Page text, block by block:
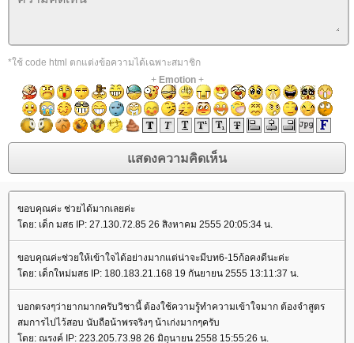
*ใช้ code html ตกแต่งข้อความได้เฉพาะสมาชิก
+ Emotion+
ขอบคุณค่ะ ช่วยได้มากเลยค่ะ
ดย: เด็ก มสธ IP: 27.130.72.85 26 สิงหาคม 2555 20:05:34 น.
ขอบคุณค่ะช่วยให้เข้าใจได้อย่างมากแต่น่าจะมีบท6-15ก้อคงดีนะค่ะ
ดย: เด็กใหม่มสธ IP: 180.183.21.168 19 กันยายน 2555 13:11:37 น.
บอกตรงๆว่ายากมากครับวิชานี้ ต้องใช้ความรู้ทำความเข้าใจมาก ต้องจำสูตร
สมการไปไว้สอบ นับถือน้าพรจริงๆ น้าเก่งมากๆครับ
ดย: ณรงค์ IP: 223.205.73.98 26 มิถุนายน 2558 15:55:26 น.